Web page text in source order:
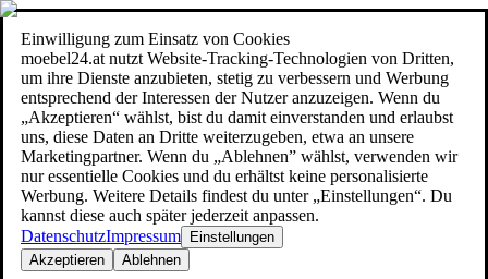
Einwilligung zum Einsatz von Cookies
moebel24.at nutzt Website-Tracking-Technologien von Dritten,
um ihre Dienste anzubieten, stetig zu verbessern und Werbung
entsprechend der Interessen der Nutzer anzuzeigen. Wenn du
„Akzeptieren“ wählst, bist du damit einverstanden und erlaubst
uns, diese Daten an Dritte weiterzugeben, etwa an unsere
Marketingpartner. Wenn du „Ablehnen” wählst, verwenden wir
nur essentielle Cookies und du erhältst keine personalisierte
Werbung. Weitere Details findest du unter „Einstellungen“. Du
kannst diese auch später jederzeit anpassen.
DatenschutzImpressum
Einstellungen
Akzeptieren
Ablehnen
Suche
moebel dir den besten Preis!moebel dir den besten Preis!
Lampen